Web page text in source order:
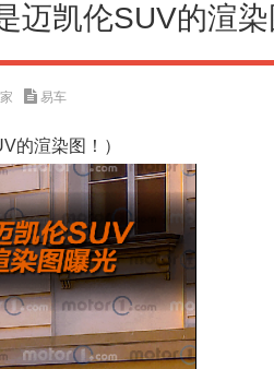
迈凯伦SUV的渲染
易车
的渲染图！）